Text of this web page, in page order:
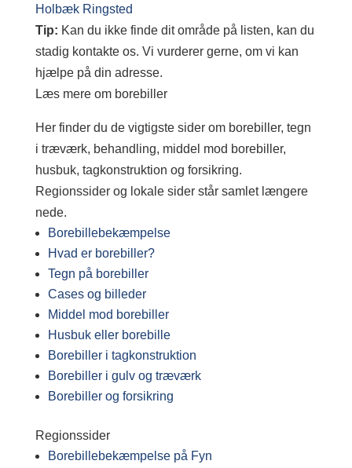
Holbæk Ringsted
Tip: Kan du ikke finde dit område på listen, kan du
stadig kontakte os. Vi vurderer gerne, om vi kan
hjælpe på din adresse.
Læs mere om borebiller
Her finder du de vigtigste sider om borebiller, tegn
i træværk, behandling, middel mod borebiller,
husbuk, tagkonstruktion og forsikring.
Regionssider og lokale sider står samlet længere
nede.
Borebillebekæmpelse
Hvad er borebiller?
Tegn på borebiller
Cases og billeder
Middel mod borebiller
Husbuk eller borebille
Borebiller i tagkonstruktion
Borebiller i gulv og træværk
Borebiller og forsikring
Regionssider
Borebillebekæmpelse på Fyn